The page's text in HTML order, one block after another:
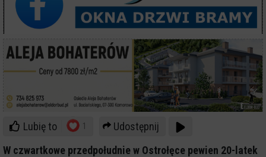
Lubię to 1
Udostępnij
W czwartkowe przedpołudnie w Ostrołęce pewien 20-latek